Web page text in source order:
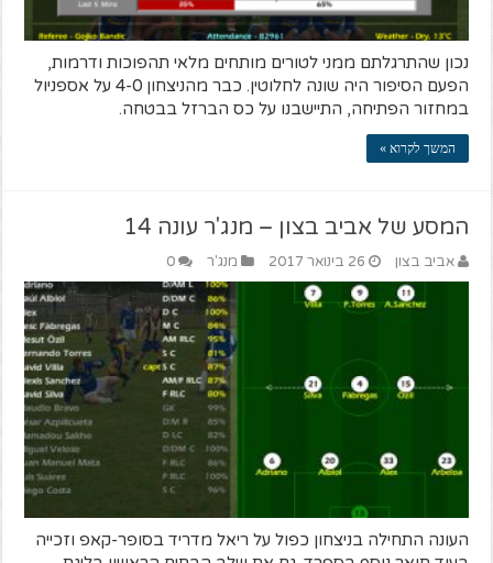
נכון שהתרגלתם ממני לטורים מותחים מלאי תהפוכות ודרמות,
הפעם הסיפור היה שונה לחלוטין. כבר מהניצחון 4-0 על אספניול
במחזור הפתיחה, התיישבנו על כס הברזל בבטחה.
המשך לקרוא »
המסע של אביב בצון – מנג'ר עונה 14
אביב בצון 26 בינואר 2017 מנג'ר 0
העונה התחילה בניצחון כפול על ריאל מדריד בסופר-קאפ וזכייה